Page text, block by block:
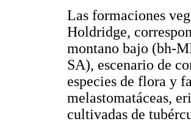
Las formaciones
Holdridge,
montano bajo (bh-
SA), escenario de
especies de flora y
melastomatáceas,
cultivadas de